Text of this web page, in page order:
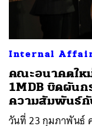
Internal
คณะอนาคตให
1MDB บิดผันก
ความสัมพันธ์กั
วันที่ 23 กุมภาพันธ์